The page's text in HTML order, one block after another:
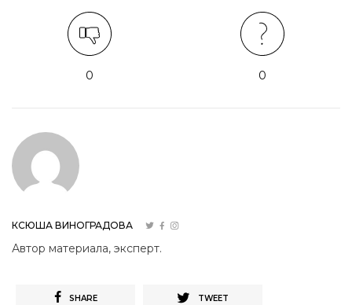
0 0
КСЮША ВИНОГРАДОВА
Автор материала, эксперт.
SHARE TWEET